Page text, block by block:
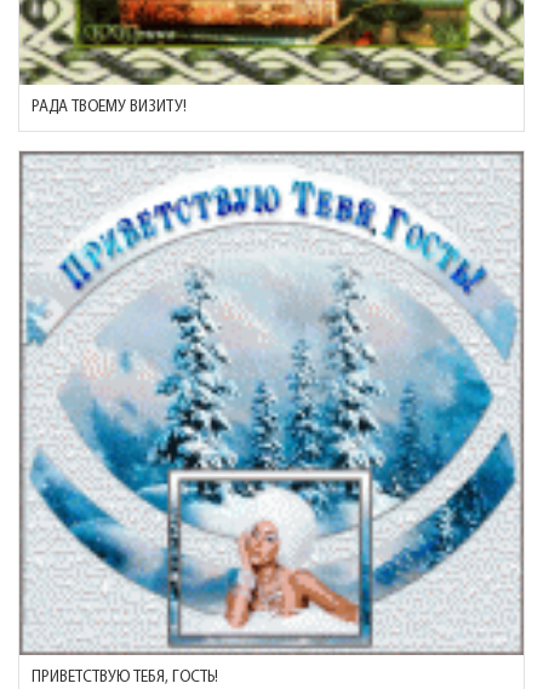
РАДА ТВОЕМУ ВИЗИТУ!
ПРИВЕТСТВУЮ ТЕБЯ, ГОСТЬ!